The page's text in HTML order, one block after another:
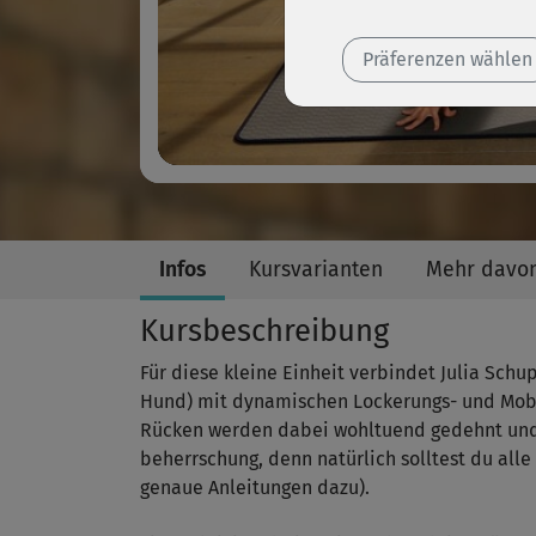
Infos Kursvarianten Mehr
Kursbeschreibung
Für diese kleine Einheit verbindet Julia
Hund) mit dynamischen Lockerungs- und
Rücken werden dabei wohltuend gedehnt
beherrschung, denn natürlich solltest du
genaue Anleitungen dazu).
Präferenzen wählen